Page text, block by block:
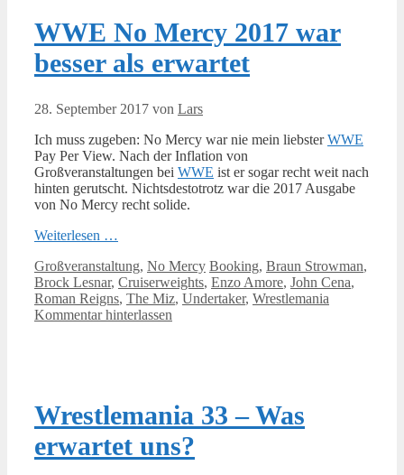
WWE No Mercy 2017 war
besser als erwartet
28. September 2017 von Lars
Ich muss zugeben: No Mercy war nie mein liebsterWWE
Pay Per View. Nach der Inflation von
Großveranstaltungen bei WWE ist er sogar recht weit nach
hinten gerutscht. Nichtsdestotrotz war die 2017 Ausgabe
von No Mercy recht solide.
Weiterlesen …
Kategorien
Großveranstaltung, No Mercy Schlagwörter
Booking, Braun Strowman,
Brock Lesnar, Cruiserweights, Enzo Amore, John Cena,
Roman Reigns, The Miz, Undertaker, Wrestlemania
Kommentar hinterlassen
Wrestlemania 33 – Was
erwartet uns?